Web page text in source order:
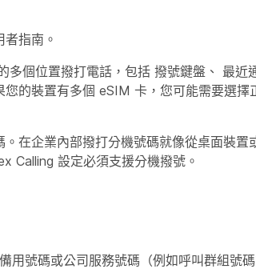
指南。
多個位置撥打電話，包括 撥號鍵盤 、 最近
的裝置有多個 eSIM 卡，您可能需要選擇
在企業內部撥打分機號碼就像從桌面裝置
Calling 設定必須支援分機撥號。
用號碼或公司服務號碼（例如呼叫群組號